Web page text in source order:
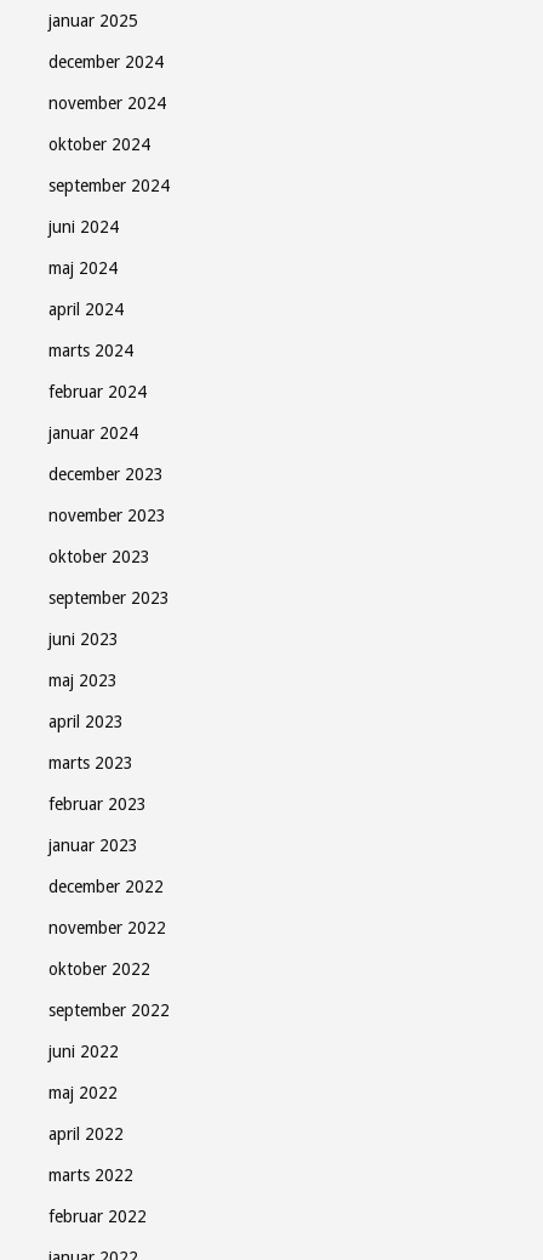
januar 2025
december 2024
november 2024
oktober 2024
september 2024
juni 2024
maj 2024
april 2024
marts 2024
februar 2024
januar 2024
december 2023
november 2023
oktober 2023
september 2023
juni 2023
maj 2023
april 2023
marts 2023
februar 2023
januar 2023
december 2022
november 2022
oktober 2022
september 2022
juni 2022
maj 2022
april 2022
marts 2022
februar 2022